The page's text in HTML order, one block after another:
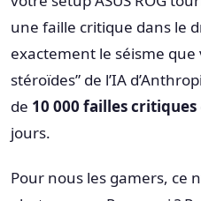
une faille critique dans le
exactement le séisme
stéroïdes” de l’IA
de 10 000 failles critiques
jours.
Pour nous les gamers, ce